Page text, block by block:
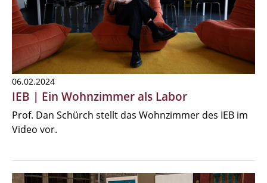
06.02.2024
IEB | Ein Wohnzimmer als Labor
Prof. Dan Schürch stellt das Wohnzimmer des IEB im
Video vor.